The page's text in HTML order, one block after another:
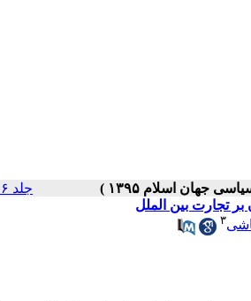
جلد ۶ شماره ۳ صفحات ۱۱۹-۱۰۱
بر تجارت بین الملل
۳